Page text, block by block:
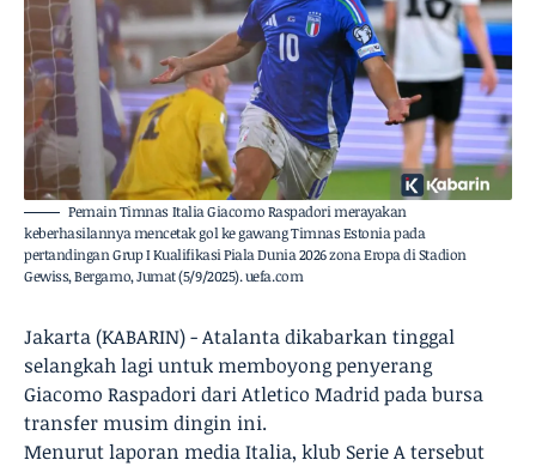
Pemain Timnas Italia Giacomo Raspadori merayakan
keberhasilannya mencetak gol ke gawang Timnas Estonia pada
pertandingan Grup I Kualifikasi Piala Dunia 2026 zona Eropa di Stadion
Gewiss, Bergamo, Jumat (5/9/2025). uefa.com
Jakarta (KABARIN) - Atalanta dikabarkan tinggal
selangkah lagi untuk memboyong penyerang
Giacomo Raspadori dari Atletico Madrid pada bursa
transfer musim dingin ini.
Menurut laporan media Italia, klub Serie A tersebut